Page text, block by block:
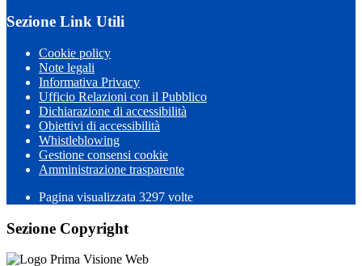
Sezione Link Utili
Cookie policy
Note legali
Informativa Privacy
Ufficio Relazioni con il Pubblico
Dichiarazione di accessibilità
Obiettivi di accessibilità
Whistleblowing
Gestione consensi cookie
Amministrazione trasparente
Pagina visualizzata 3297 volte
Sezione Copyright